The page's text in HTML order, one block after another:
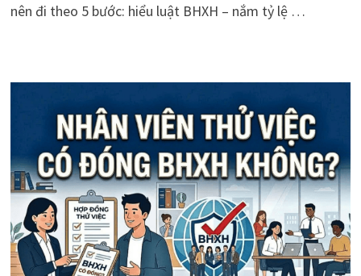
nên đi theo 5 bước: hiểu luật BHXH – nắm tỷ lệ …